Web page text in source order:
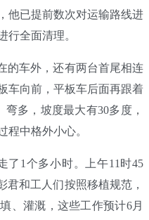
他已提前数次对运输路线进
行全面清理。
的车外，还有两台首尾相连
车向前，平板车后面再跟着
多，坡度最大有30多度，
程中格外小心。
了1个多小时。上午11时45
君和工人们按照移植规范，
、灌溉，这些工作预计6月